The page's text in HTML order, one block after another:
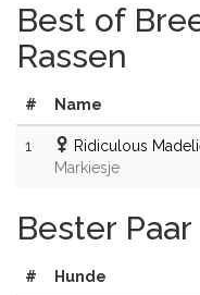
Best of
Rassen
# Name
1 Ridiculous
Markiesje
Bester Paar
# Hunde